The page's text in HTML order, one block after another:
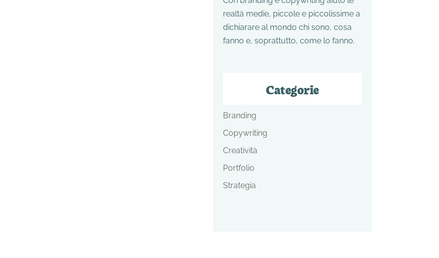
realtà medie, piccole e piccolissime a
dichiarare al mondo chi sono, cosa
fanno e, soprattutto, come lo fanno.
Categorie
Branding
Copywriting
Creatività
Portfolio
Strategia